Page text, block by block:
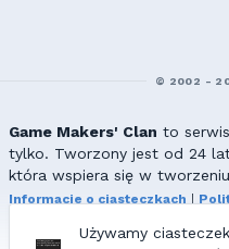
Używamy
© 2002 -
Game Makers' Clan to
tylko. Tworzony jest od 24
która wspiera się w
Informacje o ciasteczkach
Wszelkie prawa zastrzeżone.